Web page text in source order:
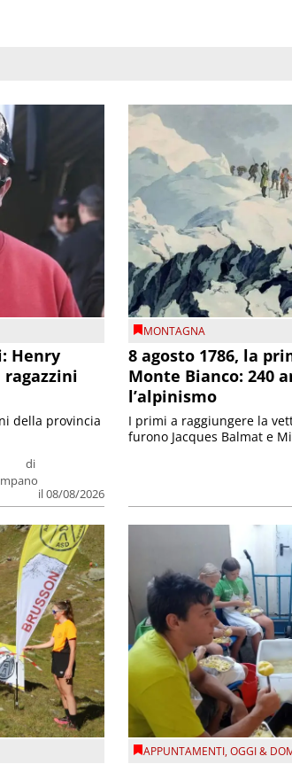
Henry
di
il 08/08/2026
della provincia
MONTAGNA
8 agosto 1786, la
Monte Bianco: 240
l’alpinismo
I primi a raggiungere la
furono Jacques Balmat e
APPUNTAMENTI,OGGI &